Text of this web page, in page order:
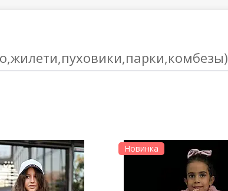
Новинка